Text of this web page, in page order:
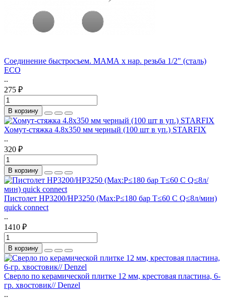
Соединение быстросъем. МАМА х нар. резьба 1/2" (сталь)
ECO
..
275 ₽
В корзину
Хомут-стяжка 4.8х350 мм черный (100 шт в уп.) STARFIX
..
320 ₽
В корзину
Пистолет HP3200/HP3250 (Мах:Р≤180 бар Т≤60 С Q≤8л/мин)
quick connect
..
1410 ₽
В корзину
Сверло по керамической плитке 12 мм, крестовая пластина, 6-
гр. хвостовик// Denzel
..